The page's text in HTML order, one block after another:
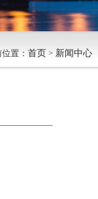
置： 首页 > 新闻中心